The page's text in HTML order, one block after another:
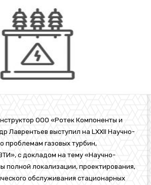
ООО «Ротек Компоненты и
Лаврентьев выступил на LXXII Научно-
проблемам газовых турбин,
с докладом на тему «Научно-
полной локализации, проектирования,
обслуживания стационарных